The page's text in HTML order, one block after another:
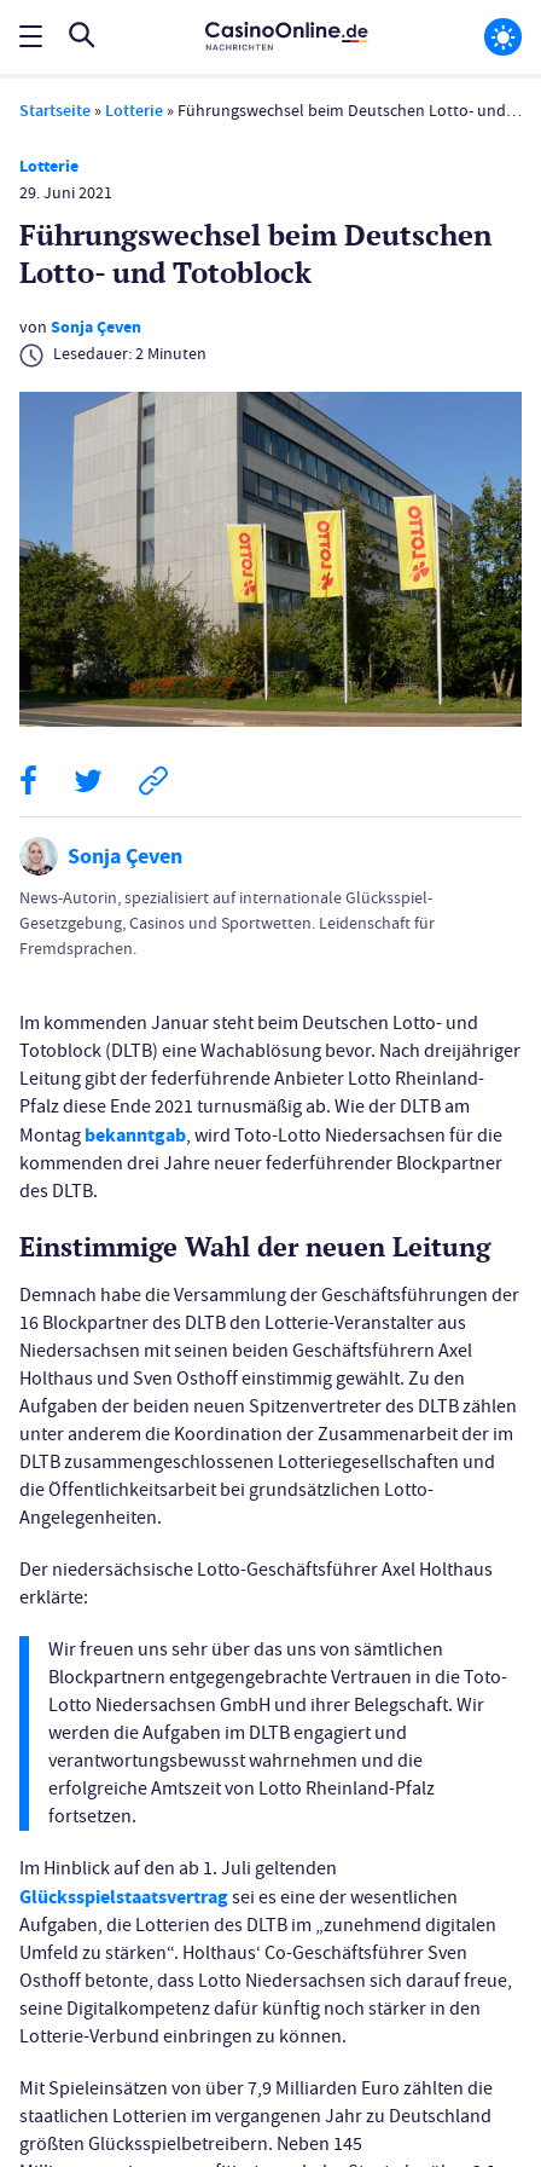
Startseite » Lotterie » Führungs­wechsel beim Deutschen Lotto- und Toto­block
Lotterie
29. Juni 2021
Führungs­wechsel beim Deutschen
Lotto- und Toto­block
von Sonja Çeven
Lesedauer:2 Minuten
Sonja Çeven
News-Autorin, spezialisiert auf internationale Glücksspiel-
Gesetzgebung, Casinos und Sportwetten. Leidenschaft für
Fremdsprachen.
Im kommenden Januar steht beim Deutschen Lotto- und
Totoblock (DLTB) eine Wachablösung bevor. Nach dreijähriger
Leitung gibt der federführende Anbieter Lotto Rheinland-
Pfalz diese Ende 2021 turnusmäßig ab. Wie der DLTB am
Montag bekanntgab, wird Toto-Lotto Niedersachsen für die
kommenden drei Jahre neuer federführender Blockpartner
des DLTB.
Einstimmige Wahl der neuen Leitung
Demnach habe die Versammlung der Geschäftsführungen der
16 Blockpartner des DLTB den Lotterie-Veranstalter aus
Niedersachsen mit seinen beiden Geschäftsführern Axel
Holthaus und Sven Osthoff einstimmig gewählt. Zu den
Aufgaben der beiden neuen Spitzenvertreter des DLTB zählen
unter anderem die Koordination der Zusammenarbeit der im
DLTB zusammengeschlossenen Lotteriegesellschaften und
die Öffentlichkeitsarbeit bei grundsätzlichen Lotto-
Angelegenheiten.
Der niedersächsische Lotto-Geschäftsführer Axel Holthaus
erklärte:
Wir freuen uns sehr über das uns von sämtlichen
Blockpartnern entgegengebrachte Vertrauen in die Toto-
Lotto Niedersachsen GmbH und ihrer Belegschaft. Wir
werden die Aufgaben im DLTB engagiert und
verantwortungsbewusst wahrnehmen und die
erfolgreiche Amtszeit von Lotto Rheinland-Pfalz
fortsetzen.
Im Hinblick auf den ab 1. Juli geltenden
Glücksspielstaatsvertragsei es eine der wesentlichen
Aufgaben, die Lotterien des DLTB im „zunehmend digitalen
Umfeld zu stärken“. Holthaus‘ Co-Geschäftsführer Sven
Osthoff betonte, dass Lotto Niedersachsen sich darauf freue,
seine Digitalkompetenz dafür künftig noch stärker in den
Lotterie-Verbund einbringen zu können.
Mit Spieleinsätzen von über 7,9 Milliarden Euro zählten die
staatlichen Lotterien im vergangenen Jahr zu Deutschland
größten Glücksspielbetreibern. Neben 145